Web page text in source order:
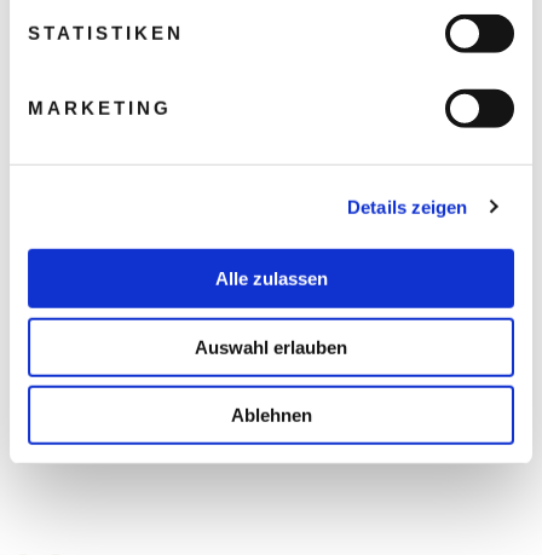
STATISTIKEN
MARKETING
Details zeigen
Alle zulassen
Auswahl erlauben
Ablehnen